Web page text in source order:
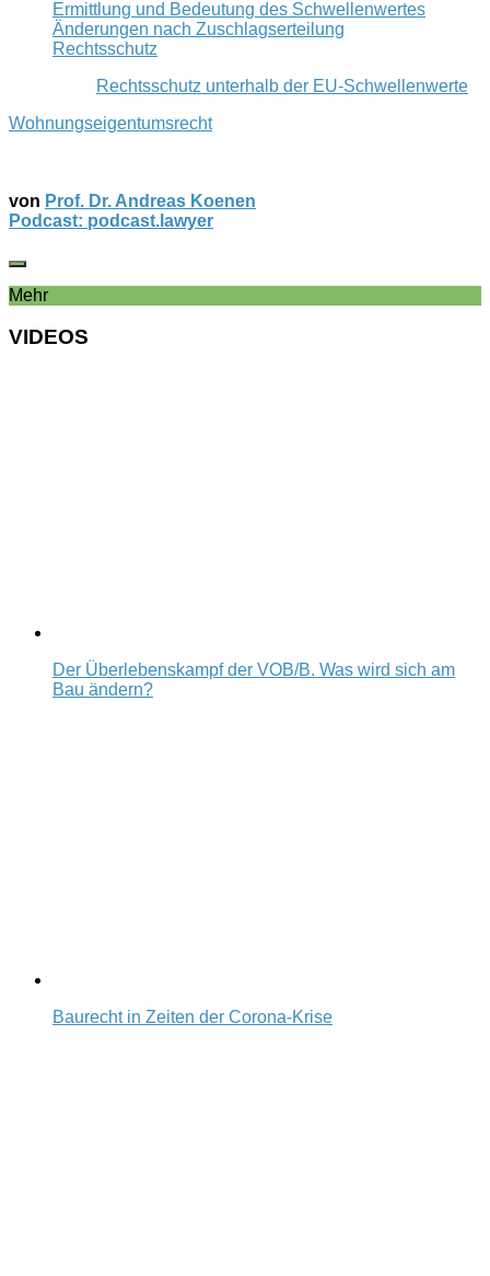
Ermittlung und Bedeutung des Schwellenwertes
Änderungen nach Zuschlagserteilung
Rechtsschutz
Rechtsschutz unterhalb der EU-Schwellenwerte
Wohnungseigentumsrecht
von Prof. Dr. Andreas Koenen
Podcast: podcast.lawyer
Mehr
VIDEOS
Der Überlebenskampf der VOB/B. Was wird sich am
Bau ändern?
Baurecht in Zeiten der Corona-Krise